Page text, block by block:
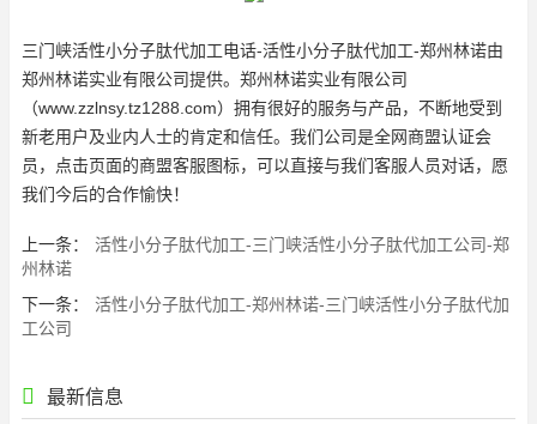
三门峡活性小分子肽代加工电话-活性小分子肽代加工-郑州林诺由
郑州林诺实业有限公司提供。郑州林诺实业有限公司
（www.zzlnsy.tz1288.com）拥有很好的服务与产品，不断地受到
新老用户及业内人士的肯定和信任。我们公司是全网商盟认证会
员，点击页面的商盟客服图标，可以直接与我们客服人员对话，愿
我们今后的合作愉快！
上一条：
活性小分子肽代加工-三门峡活性小分子肽代加工公司-郑
州林诺
下一条：
活性小分子肽代加工-郑州林诺-三门峡活性小分子肽代加
工公司
最新信息